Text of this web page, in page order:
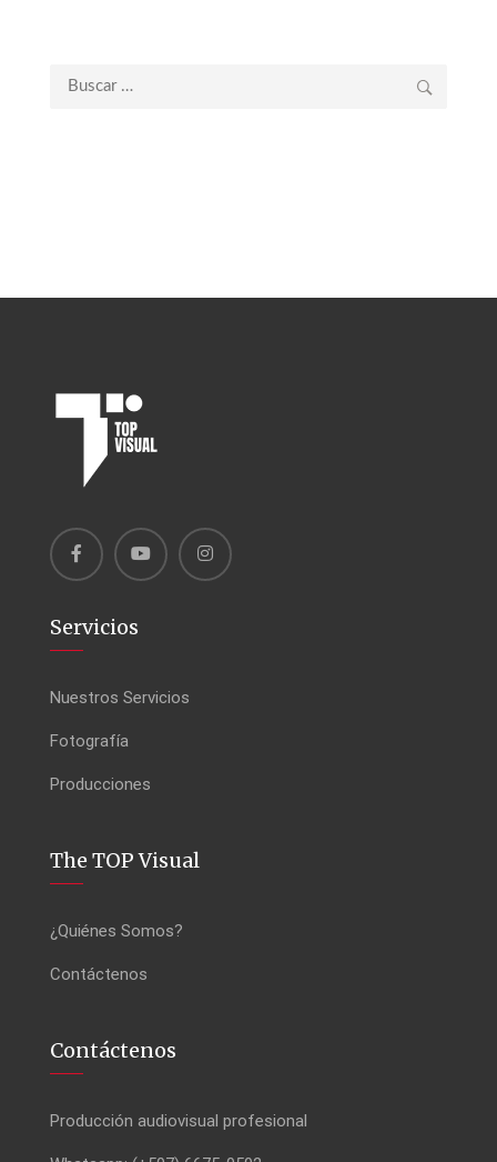
Buscar:
Servicios
Nuestros Servicios
Fotografía
Producciones
The TOP Visual
¿Quiénes Somos?
Contáctenos
Contáctenos
Producción audiovisual profesional